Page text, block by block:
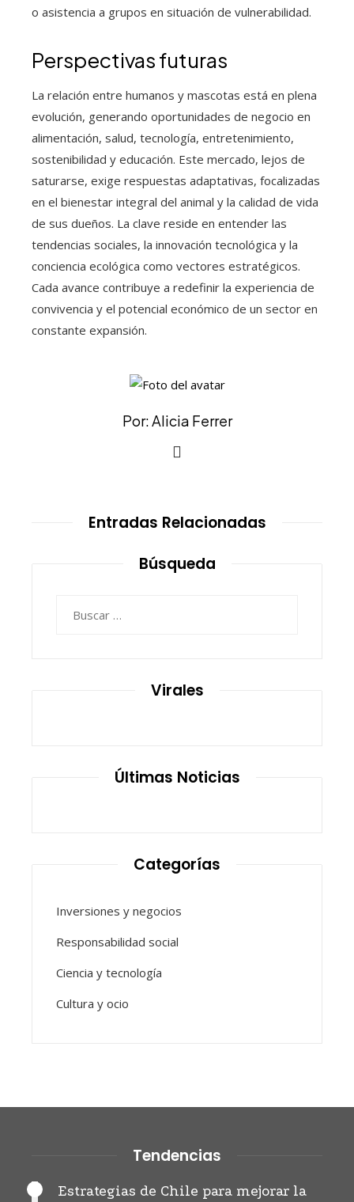
o asistencia a grupos en situación de vulnerabilidad.
Perspectivas futuras
La relación entre humanos y mascotas está en plena
evolución, generando oportunidades de negocio en
alimentación, salud, tecnología, entretenimiento,
sostenibilidad y educación. Este mercado, lejos de
saturarse, exige respuestas adaptativas, focalizadas
en el bienestar integral del animal y la calidad de vida
de sus dueños. La clave reside en entender las
tendencias sociales, la innovación tecnológica y la
conciencia ecológica como vectores estratégicos.
Cada avance contribuye a redefinir la experiencia de
convivencia y el potencial económico de un sector en
constante expansión.
Por: Alicia Ferrer
Entradas Relacionadas
Búsqueda
Virales
Últimas Noticias
Categorías
Inversiones y negocios
Responsabilidad social
Ciencia y tecnología
Cultura y ocio
Tendencias
Estrategias de Chile para mejorar la